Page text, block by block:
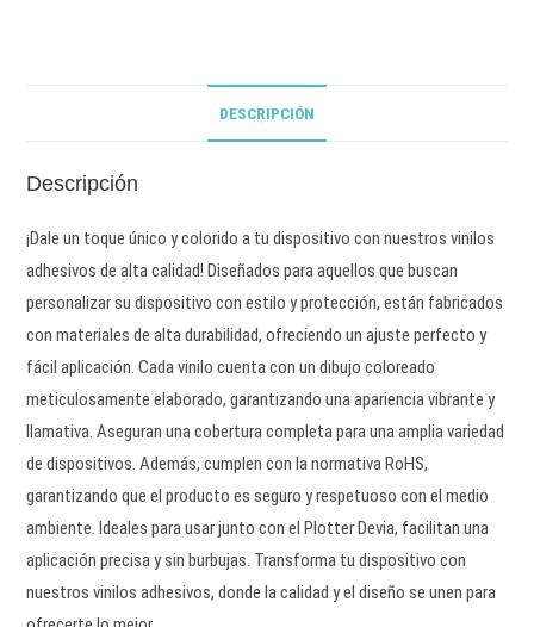
DESCRIPCIÓN
Descripción
¡Dale un toque único y colorido a tu dispositivo con nuestros vinilos
adhesivos de alta calidad! Diseñados para aquellos que buscan
personalizar su dispositivo con estilo y protección, están fabricados
con materiales de alta durabilidad, ofreciendo un ajuste perfecto y
fácil aplicación. Cada vinilo cuenta con un dibujo coloreado
meticulosamente elaborado, garantizando una apariencia vibrante y
llamativa. Aseguran una cobertura completa para una amplia variedad
de dispositivos. Además, cumplen con la normativa RoHS,
garantizando que el producto es seguro y respetuoso con el medio
ambiente. Ideales para usar junto con el Plotter Devia, facilitan una
aplicación precisa y sin burbujas. Transforma tu dispositivo con
nuestros vinilos adhesivos, donde la calidad y el diseño se unen para